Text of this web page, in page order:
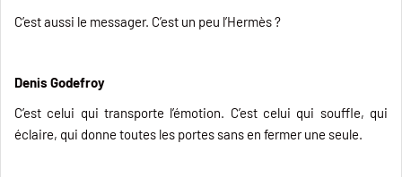
C’est aussi le messager. C’est un peu l’Hermès ?
Denis Godefroy
C’est celui qui transporte l’émotion. C’est celui qui souffle, qui
éclaire, qui donne toutes les portes sans en fermer une seule.